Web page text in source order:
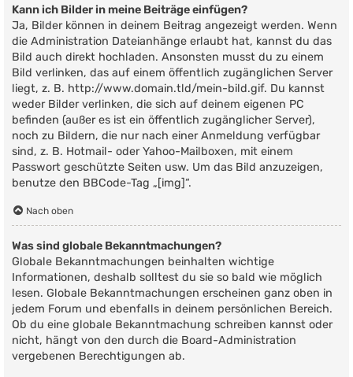
Kann ich Bilder in meine Beiträge einfügen?
Ja, Bilder können in deinem Beitrag angezeigt werden. Wenn
die Administration Dateianhänge erlaubt hat, kannst du das
Bild auch direkt hochladen. Ansonsten musst du zu einem
Bild verlinken, das auf einem öffentlich zugänglichen Server
liegt, z. B. http://www.domain.tld/mein-bild.gif. Du kannst
weder Bilder verlinken, die sich auf deinem eigenen PC
befinden (außer es ist ein öffentlich zugänglicher Server),
noch zu Bildern, die nur nach einer Anmeldung verfügbar
sind, z. B. Hotmail- oder Yahoo-Mailboxen, mit einem
Passwort geschützte Seiten usw. Um das Bild anzuzeigen,
benutze den BBCode-Tag „[img]“.
Nach oben
Was sind globale Bekanntmachungen?
Globale Bekanntmachungen beinhalten wichtige
Informationen, deshalb solltest du sie so bald wie möglich
lesen. Globale Bekanntmachungen erscheinen ganz oben in
jedem Forum und ebenfalls in deinem persönlichen Bereich.
Ob du eine globale Bekanntmachung schreiben kannst oder
nicht, hängt von den durch die Board-Administration
vergebenen Berechtigungen ab.